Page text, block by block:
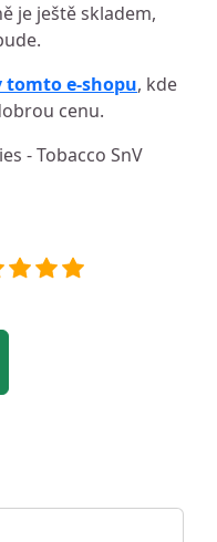
je ještě skladem,
tomto e-shopu, kde
cenu.
- Tobacco SnV